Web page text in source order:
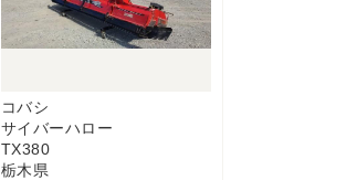
コバシ
サイバーハロー
TX380
栃木県